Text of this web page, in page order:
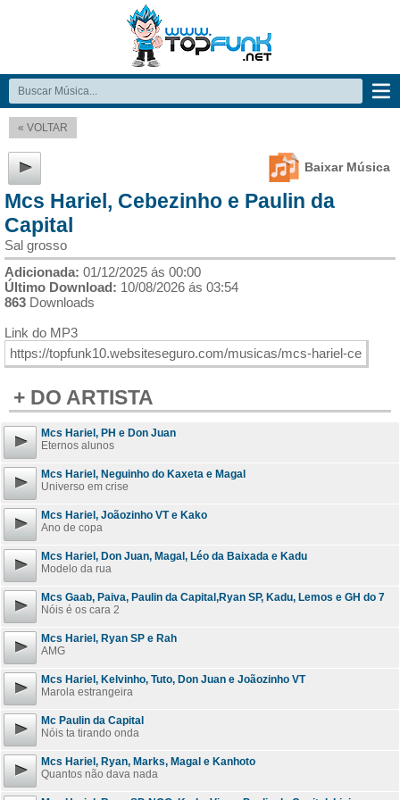
« VOLTAR
Baixar Música
Mcs Hariel, Cebezinho e Paulin da
Capital
Sal grosso
Adicionada: 01/12/2025 ás 00:00
Último Download: 10/08/2026 ás 03:54
863 Downloads
Link do MP3
+ DO ARTISTA
Mcs Hariel, PH e Don Juan
Eternos alunos
Mcs Hariel, Neguinho do Kaxeta e Magal
Universo em crise
Mcs Hariel, Joãozinho VT e Kako
Ano de copa
Mcs Hariel, Don Juan, Magal, Léo da Baixada e Kadu
Modelo da rua
Mcs Gaab, Paiva, Paulin da Capital,Ryan SP, Kadu, Lemos e GH do 7
Nóis é os cara 2
Mcs Hariel, Ryan SP e Rah
AMG
Mcs Hariel, Kelvinho, Tuto, Don Juan e Joãozinho VT
Marola estrangeira
Mc Paulin da Capital
Nóis ta tirando onda
Mcs Hariel, Ryan, Marks, Magal e Kanhoto
Quantos não dava nada